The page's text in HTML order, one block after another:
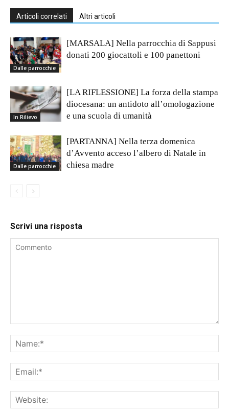
Articoli correlati Altri articoli
Dalle parrocchie
[MARSALA] Nella parrocchia di Sappusi
donati 200 giocattoli e 100 panettoni
In Rilievo
[LA RIFLESSIONE] La forza della stampa
diocesana: un antidoto all’omologazione
e una scuola di umanità
Dalle parrocchie
[PARTANNA] Nella terza domenica
d’Avvento acceso l’albero di Natale in
chiesa madre
Scrivi una risposta